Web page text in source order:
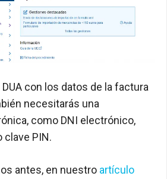
con los datos de la factura
necesitarás una
como DNI electrónico,
clave PIN.
antes, en nuestro artículo